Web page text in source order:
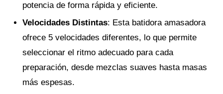
potencia de forma rápida y eficiente.
Velocidades Distintas: Esta batidora amasadora
ofrece 5 velocidades diferentes, lo que permite
seleccionar el ritmo adecuado para cada
preparación, desde mezclas suaves hasta masas
más espesas.